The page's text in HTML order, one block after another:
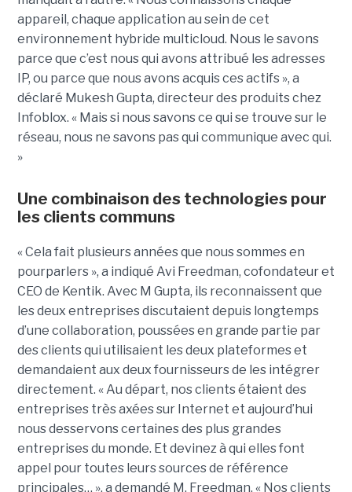
appareil, chaque application au sein de cet
environnement hybride multicloud. Nous le savons
parce que c’est nous qui avons attribué les adresses
IP, ou parce que nous avons acquis ces actifs », a
déclaré Mukesh Gupta, directeur des produits chez
Infoblox. « Mais si nous savons ce qui se trouve sur le
réseau, nous ne savons pas qui communique avec qui.
»
Une combinaison des technologies pour
les clients communs
« Cela fait plusieurs années que nous sommes en
pourparlers », a indiqué Avi Freedman, cofondateur et
CEO de Kentik. Avec M Gupta, ils reconnaissent que
les deux entreprises discutaient depuis longtemps
d’une collaboration, poussées en grande partie par
des clients qui utilisaient les deux plateformes et
demandaient aux deux fournisseurs de les intégrer
directement. « Au départ, nos clients étaient des
entreprises très axées sur Internet et aujourd’hui
nous desservons certaines des plus grandes
entreprises du monde. Et devinez à qui elles font
appel pour toutes leurs sources de référence
principales… », a demandé M. Freedman. « Nos clients